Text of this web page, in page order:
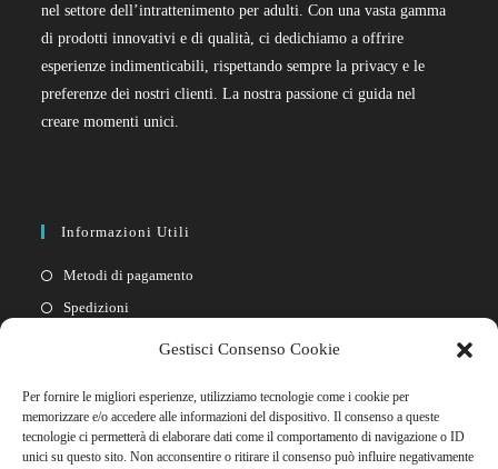
Gestisci Consenso Cookie
Per fornire le migliori esperienze, utilizziamo tecnologie come i cookie per
memorizzare e/o accedere alle informazioni del dispositivo. Il consenso a queste
tecnologie ci permetterà di elaborare dati come il comportamento di navigazione o ID
unici su questo sito. Non acconsentire o ritirare il consenso può influire negativamente
nel settore dell’intrattenimento per adulti. Con una vasta gamma
di prodotti innovativi e di qualità, ci dedichiamo a offrire
esperienze indimenticabili, rispettando sempre la privacy e le
preferenze dei nostri clienti. La nostra passione ci guida nel
creare momenti unici.
Informazioni Utili
Metodi di pagamento
Spedizioni
Cookie policy
Link Rapidi